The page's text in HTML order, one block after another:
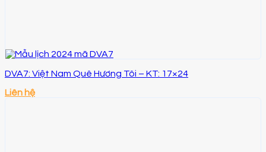
DVA7: Việt Nam Quê Hương Tôi – KT: 17×24
Liên hệ